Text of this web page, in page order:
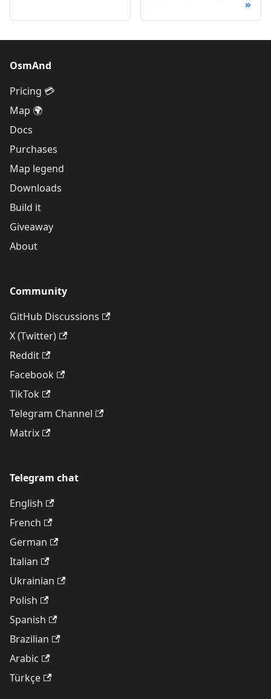
OsmAnd
Pricing 💳
Map 🌍
Docs
Purchases
Map legend
Downloads
Build it
Giveaway
About
Community
GitHub Discussions
X (Twitter)
Reddit
Facebook
TikTok
Telegram Channel
Matrix
Telegram chat
English
French
German
Italian
Ukrainian
Polish
Spanish
Brazilian
Arabic
Türkçe